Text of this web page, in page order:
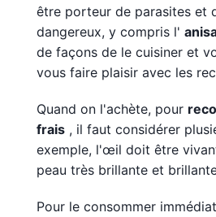
être porteur de parasites et
dangereux, y compris l'
de façons de le cuisiner et
vous faire plaisir avec les
Quand on l'achète, pour
frais , il faut considérer
exemple, l'œil doit être
peau très brillante et
Pour le consommer